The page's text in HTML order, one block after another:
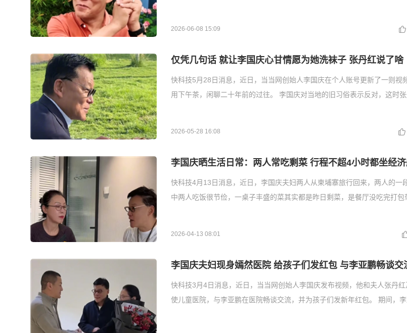
2026-06-08 15:09
仅凭几句话 就让李国庆心甘情愿为她洗袜子 张丹红说了啥
快科技5月28日消息，近日，当当网创始人李国庆在个人账号更新了一则视
用下午茶，闲聊二十年前的过往。 李国庆对当地的旧习俗表示反对，这时
2026-05-28 16:08
李国庆晒生活日常：两人常吃剩菜 行程不超4小时都坐经
快科技4月13日消息，近日，李国庆夫妇两人从柬埔寨旅行回来，两人的一
中两人吃饭很节俭，一桌子丰盛的菜其实都是昨日剩菜，是餐厅没吃完打包
2026-04-13 08:01
李国庆夫妇现身嫣然医院 给孩子们发红包 与李亚鹏畅谈交
快科技3月4日消息，近日，当当网创始人李国庆发布视频，他和夫人张丹
使儿童医院，与李亚鹏在医院畅谈交流，并为孩子们发新年红包。 期间，